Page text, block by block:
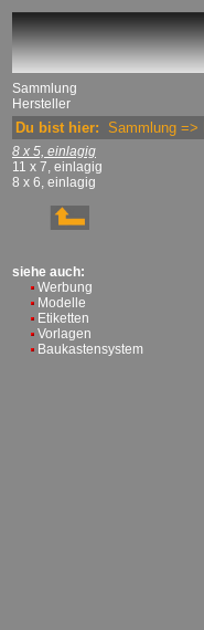
Sammlung
Hersteller
Du bist hier: Sammlung =>
8 x 5, einlagig
11 x 7, einlagig
8 x 6, einlagig
siehe auch:
Werbung
Modelle
Etiketten
Vorlagen
Baukastensystem